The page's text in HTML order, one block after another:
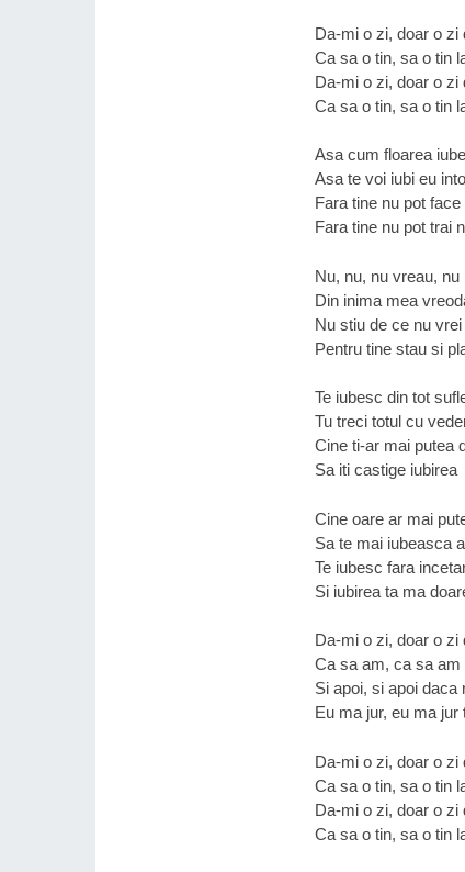
Da-mi o zi, doar o zi
Ca sa o tin, sa o tin
Da-mi o zi, doar o zi
Ca sa o tin, sa o tin
Asa cum floarea
Asa te voi iubi eu
Fara tine nu pot face
Fara tine nu pot trai
Nu, nu, nu vreau, nu
Din inima mea
Nu stiu de ce nu
Pentru tine stau si
Te iubesc din tot
Tu treci totul cu
Cine ti-ar mai putea
Sa iti castige iubirea
Cine oare ar mai
Sa te mai iubeasca
Te iubesc fara
Si iubirea ta ma
Da-mi o zi, doar o zi
Ca sa am, ca sa am
Si apoi, si apoi daca
Eu ma jur, eu ma jur
Da-mi o zi, doar o zi
Ca sa o tin, sa o tin
Da-mi o zi, doar o zi
Ca sa o tin, sa o tin